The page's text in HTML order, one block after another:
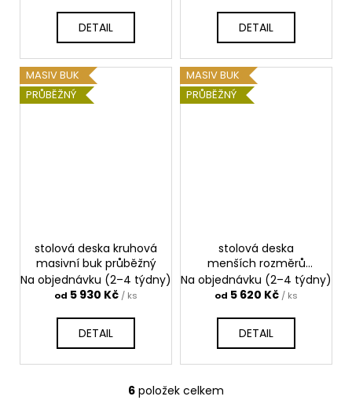
DETAIL DETAIL
MASIV BUK
PRŮBĚŽNÝ
stolová deska kruhová
masivní buk průběžný
Na objednávku (2–4 týdny)
od 5 930 Kč / ks
DETAIL
MASIV BUK
PRŮBĚŽNÝ
stolová deska
menších rozměrů
masivní buk průběžný
Na objednávku (2–4 týdny)
od 5 620 Kč / ks
DETAIL
O
6 položek celkem